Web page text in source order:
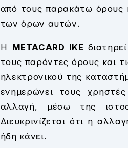
από τους παρακάτω όρους
των όρων αυτών.
Η METACARD IKE
τους παρόντες όρους και
ηλεκτρονικού της
ενημερώνει τους
αλλαγή, μέσω της
Διευκρινίζεται ότι η
ήδη κάνει.